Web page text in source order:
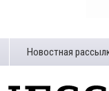
Новостная